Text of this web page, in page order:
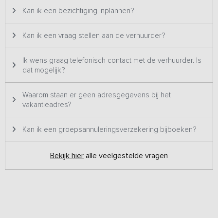
deuren in de woonkamer geven direct zicht en toegang tot het
terras met uitzicht op een parkachtige tuin met vijver. Op de
naar de eerste verdieping leidt direct naar twee slaapkamers, een
kamer met een tweepersoonsbed (1.60 bij 2.00) en een kamer
met twee éénpersoonsbedden.
Achter de tuin is een natuurkampeerterrein gelegen met 7
plaatsen en 3 trekkershutjes voor natuurliefhebbers en
rustzoekers. De campinggasten hebben een eigen terrein, wel
lopen de campinggasten door de tuin om naar de campingkeuken
appartement heerlijk rustig zitten, terwijl je de rest van de dag kunt
relaxen in de tuin.
Kan ik een bezichtiging inplannen?
Kan ik een vraag stellen aan de verhuurder?
Ik wens graag telefonisch contact met de verhuurder. Is
dat mogelijk?
Waarom staan er geen adresgegevens bij het
vakantieadres?
Kan ik een groepsannuleringsverzekering bijboeken?
Bekijk hier alle veelgestelde vragen